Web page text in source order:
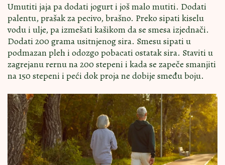
Umutiti jaja pa dodati jogurt i još malo mutiti. Dodati
palentu, prašak za pecivo, brašno. Preko sipati kiselu
vodu i ulje, pa izmešati kašikom da se smesa izjednači.
Dodati 200 grama usitnjenog sira. Smesu sipati u
podmazan pleh i odozgo pobacati ostatak sira. Staviti u
zagrejanu rernu na 200 stepeni i kada se zapeče smanjiti
na 150 stepeni i peći dok proja ne dobije smeđu boju.